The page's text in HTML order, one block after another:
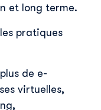
et long terme.
pratiques
de e-
virtuelles,